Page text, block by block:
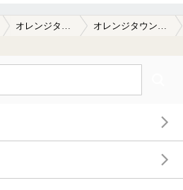
オレンジタウン彩香 オレンジタウン彩香の口コミ一覧